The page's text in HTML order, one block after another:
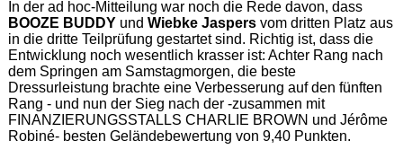
In der ad hoc-Mitteilung war noch die Rede davon, dass
BOOZE BUDDY und Wiebke Jaspersvom dritten Platz aus
in die dritte Teilprüfung gestartet sind. Richtig ist, dass die
Entwicklung noch wesentlich krasser ist: Achter Rang nach
dem Springen am Samstagmorgen, die beste
Dressurleistung brachte eine Verbesserung auf den fünften
Rang - und nun der Sieg nach der -zusammen mit
FINANZIERUNGSSTALLS CHARLIE BROWN und Jérôme
Robiné- besten Geländebewertung von 9,40 Punkten.